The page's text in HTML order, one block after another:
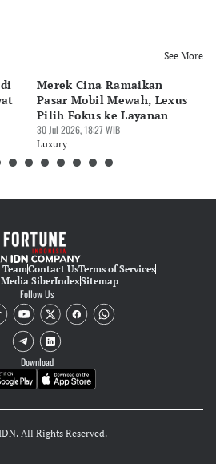
See More
Merek Cina Ramaikan
Pasar Mobil Mewah, Lexus
Pilih Fokus ke Layanan
30 Jul 2026, 18:27 WIB
Luxury
Contact UsTerms of Services
SiberIndexSitemap
Follow Us
Download
All Rights Reserved.